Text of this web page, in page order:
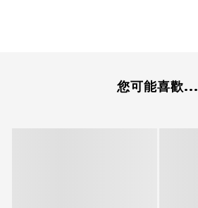
您可能喜歡...